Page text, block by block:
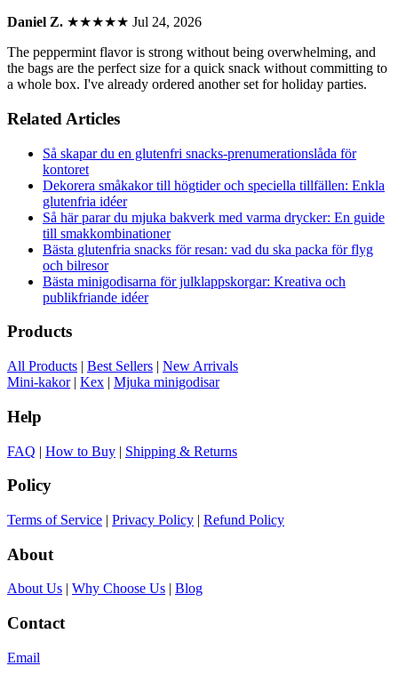
Daniel Z. ★★★★★ Jul 24, 2026
The peppermint flavor is strong without being overwhelming, and
the bags are the perfect size for a quick snack without committing to
a whole box. I've already ordered another set for holiday parties.
Related Articles
Så skapar du en glutenfri snacks-prenumerationslåda för
kontoret
Dekorera småkakor till högtider och speciella tillfällen: Enkla
glutenfria idéer
Så här parar du mjuka bakverk med varma drycker: En guide
till smakkombinationer
Bästa glutenfria snacks för resan: vad du ska packa för flyg
och bilresor
Bästa minigodisarna för julklappskorgar: Kreativa och
publikfriande idéer
Products
All Products | Best Sellers | New Arrivals
Mini-kakor| Kex | Mjuka minigodisar
Help
FAQ | How to Buy | Shipping & Returns
Policy
Terms of Service | Privacy Policy | Refund Policy
About
About Us | Why Choose Us | Blog
Contact
Email